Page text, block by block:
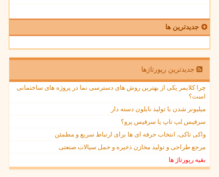
جدیدترین ها
جدیدترین رپورتاژها
چرا کلایمر یکی از بهترین روش های دسترسی نما در پروژه های ساختمانی
است؟
میلیونر شدن با تولید نایلون دسته دار
سرفیس لپ تاپ یا سرفیس پرو؟
واکی تاکی، انتخاب حرفه ای ها برای ارتباط سریع و مطمئن
مرجع طراحی و تولید مخازن ذخیره و حمل سیالات صنعتی
بقیه رپورتاژ ها